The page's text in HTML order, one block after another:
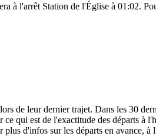
à l'arrêt Station de l'Église à 01:02.
de leur dernier trajet. Dans les 30
qui est de l'exactitude des départs à
d'infos sur les départs en avance,